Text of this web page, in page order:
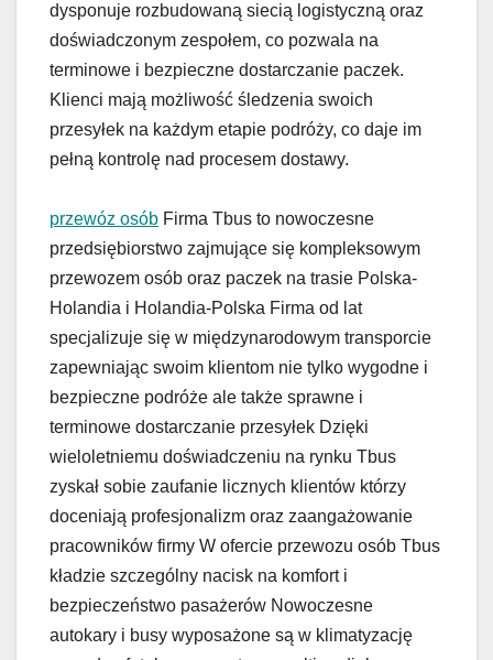
dysponuje rozbudowaną siecią logistyczną oraz
doświadczonym zespołem, co pozwala na
terminowe i bezpieczne dostarczanie paczek.
Klienci mają możliwość śledzenia swoich
przesyłek na każdym etapie podróży, co daje im
pełną kontrolę nad procesem dostawy.
przewóz osób Firma Tbus to nowoczesne
przedsiębiorstwo zajmujące się kompleksowym
przewozem osób oraz paczek na trasie Polska-
Holandia i Holandia-Polska Firma od lat
specjalizuje się w międzynarodowym transporcie
zapewniając swoim klientom nie tylko wygodne i
bezpieczne podróże ale także sprawne i
terminowe dostarczanie przesyłek Dzięki
wieloletniemu doświadczeniu na rynku Tbus
zyskał sobie zaufanie licznych klientów którzy
doceniają profesjonalizm oraz zaangażowanie
pracowników firmy W ofercie przewozu osób Tbus
kładzie szczególny nacisk na komfort i
bezpieczeństwo pasażerów Nowoczesne
autokary i busy wyposażone są w klimatyzację